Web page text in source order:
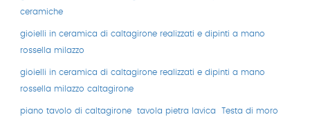
ceramiche
gioielli in ceramica di caltagirone realizzati e dipinti a mano
rossella milazzo
gioielli in ceramica di caltagirone realizzati e dipinti a mano
rossella milazzo caltagirone
piano tavolo di caltagirone tavola pietra lavica Testa di moro